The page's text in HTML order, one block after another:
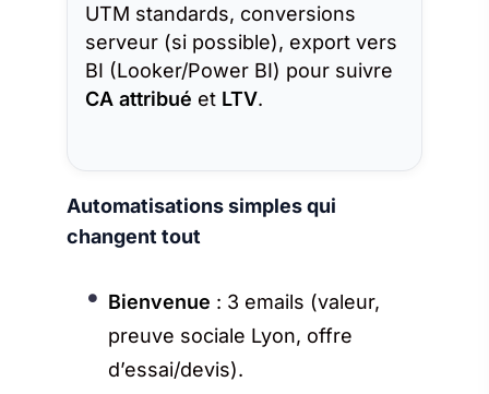
UTM standards, conversions
serveur (si possible), export vers
BI (Looker/Power BI) pour suivre
CA attribué et LTV.
Automatisations simples qui
changent tout
Bienvenue : 3 emails (valeur,
preuve sociale Lyon, offre
d’essai/devis).